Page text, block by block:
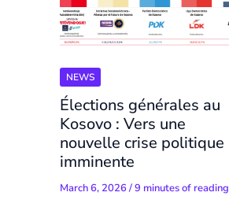
NEWS
Élections générales au
Kosovo : Vers une
nouvelle crise politique
imminente
March 6, 2026/9 minutes of reading